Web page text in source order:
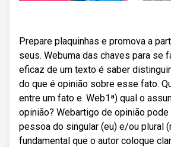
Prepare plaquinhas e promova a
seus. Webuma das chaves para se
eficaz de um texto é saber
do que é opinião sobre esse fato.
entre um fato e. Web1ª) qual o
opinião? Webartigo de opinião
pessoa do singular (eu) e/ou plural
fundamental que o autor coloque